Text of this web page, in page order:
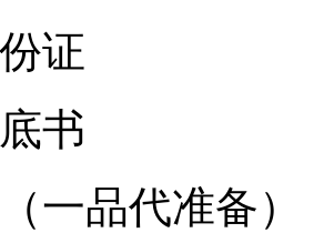
证
书
一品代准备）